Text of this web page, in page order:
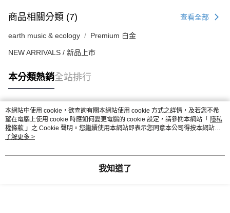
商品相關分類 (7) 查看全部
earth music & ecology Premium 白金
NEW ARRIVALS / 新品上市
本分類熱銷全站排行
熱門標籤
本網站中使用 cookie，欲查詢有關本網站使用 cookie 方式之詳情，及若您不希
望在電腦上使用 cookie 時應如何變更電腦的 cookie 設定，請參閱本網站「 隱私
權條款 」之 Cookie 聲明。您繼續使用本網站即表示您同意本公司得按本網站使
用條款之 Cookie 聲明使用 cookie。
了解更多 >
我知道了